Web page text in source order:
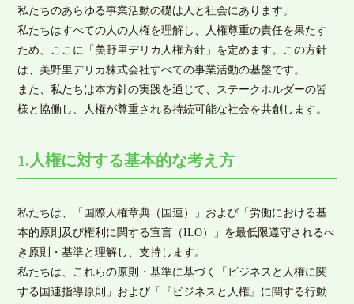
私たちのあらゆる事業活動の礎は人と社会にあります。
私たちはすべての人の人権を理解し、人権尊重の責任を果たす
ため、ここに「美野里デリカ人権方針」を定めます。この方針
は、美野里デリカ株式会社すべての事業活動の基盤です。
また、私たちは本方針の実践を通じて、ステークホルダーの皆
様と協働し、人権が尊重される持続可能な社会を共創します。
1.人権に対する基本的な考え方
私たちは、「国際人権章典（国連）」および「労働における基
本的原則及び権利に関する宣言（ILO）」を最低限遵守されるべ
き原則・基準と理解し、支持します。
私たちは、これらの原則・基準に基づく「ビジネスと人権に関
する国連指導原則」および「『ビジネスと人権』に関する行動